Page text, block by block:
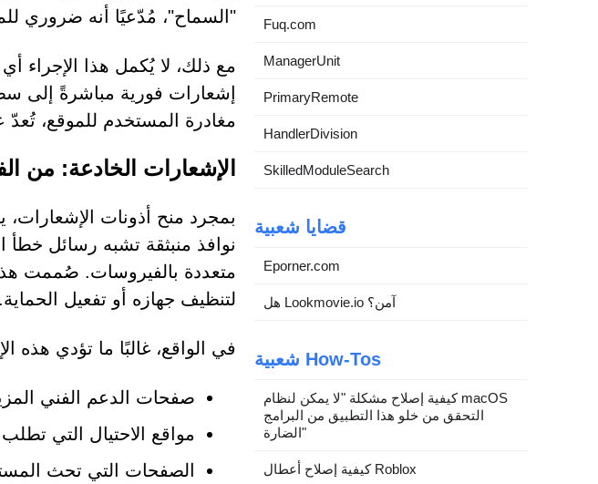
"السماح"، مُدّعيًا أنه ضروري
مع ذلك، لا يُكمل هذا الإجراء
إشعارات فورية مباشرةً إلى
مغادرة المستخدم للموقع، تُعدّ
الإشعارات الخادعة: من
نوافذ منبثقة تشبه رسائل خطأ
متعددة بالفيروسات. صُممت
لتنظيف جهازه أو تفعيل الحماية.
في الواقع، غالبًا ما تؤدي هذه
صفحات الدعم الفني
مواقع الاحتيال التي
الصفحات التي تحث
Fuq.com
ManagerUnit
PrimaryRemote
HandlerDivision
SkilledModuleSearch
قضايا شعبية
Eporner.com
هل Lookmovie.io آمن؟
شعبية How-Tos
كيفية إصلاح مشكلة "لا يمكن لنظام macOS
التحقق من خلو هذا التطبيق من البرامج
الضارة"
كيفية إصلاح أعطال Roblox